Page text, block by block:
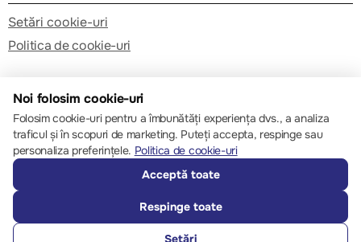
Setări cookie-uri
Politica de cookie-uri
© 2013 – 2026 ECOM
Noi folosim cookie-uri
Folosim cookie-uri pentru a îmbunătăți experiența dvs., a analiza
traficul și în scopuri de marketing. Puteți accepta, respinge sau
personaliza preferințele. Politica de cookie-uri
Acceptă toate
Respinge toate
Setări